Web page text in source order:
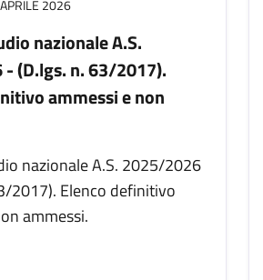
2026
nazionale A.S.
(D.lgs. n. 63/2017).
ammessi e non
nazionale A.S. 2025/2026
2017). Elenco definitivo
ammessi.